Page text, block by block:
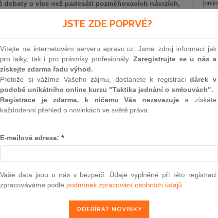
o více než padesáti pozměňovacích návrzích,
neférové, protože se snaží do novely začlenit i body,
vypuštěny (zejm. se jedná o opětovné snahy o
v průběhu kolektivního vyjednávání).
pro osud novely bylo hlasování ve výboru pro
nicméně v době přípravy tohoto článku ještě
pozměňovací návrhy možné, byť spíše výjimečné,
koncepční změnu, která se týká dovolené.
se věnovali novému institutu vrcholového řídícího
převedení zaměstnance na jinou práci[2] a dohodám o
V příští části se budeme věnovat velmi kritizované
JSTE ZDE POPRVÉ?
Vítejte na internetovém serveru epravo.cz. Jsme zdroj informací jak
pro laiky, tak i pro právníky profesionály.Zaregistrujte se u nás a
získejte zdarma řadu výhod.
Protože si vážíme Vašeho zájmu, dostanete k registracidárek v
podobě unikátního online kurzu "Taktika jednání o smlouvách".
Registrace je zdarma, k ničemu Vás nezavazuje a získáte
každodenní přehled o novinkách ve světě práva.
E-mailová adresa: *
Vaše data jsou u nás v bezpečí. Údaje vyplněné při této registraci
zpracováváme podle podmínek zpracování osobních údajů